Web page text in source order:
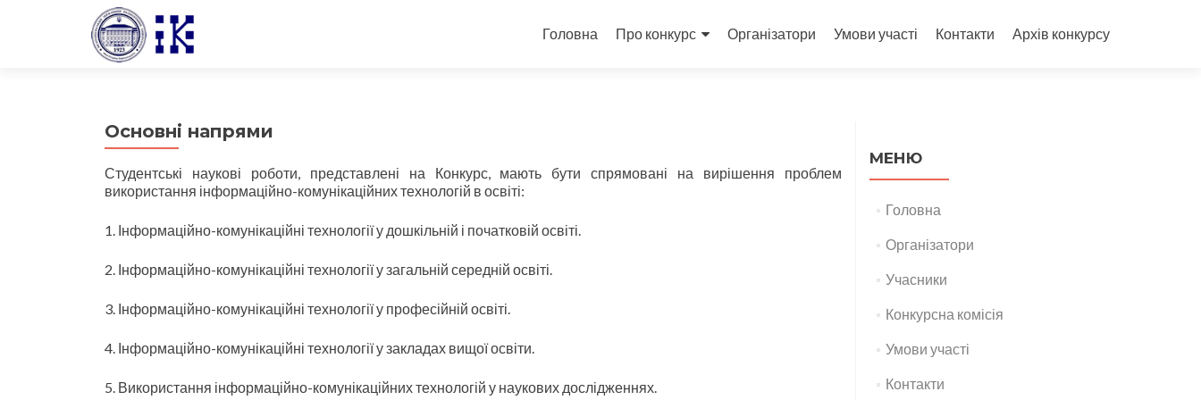
to
Головна Про конкурс Організатори Умови участі Контакти Архів конкурсу
Основні напрями
Студентські наукові роботи, представлені на Конкурс, мають бути спрямовані на вирішення проблем
використання інформаційно-комунікаційних технологій в освіті:
1. Інформаційно-комунікаційні технології у дошкільній і початковій освіті.
2. Інформаційно-комунікаційні технології у загальній середній освіті.
3. Інформаційно-комунікаційні технології у професійній освіті.
4. Інформаційно-комунікаційні технології у закладах вищої освіти.
5. Використання інформаційно-комунікаційних технологій у наукових дослідженнях.
МЕНЮ
Головна
Організатори
Учасники
Конкурсна комісія
Умови участі
Контакти